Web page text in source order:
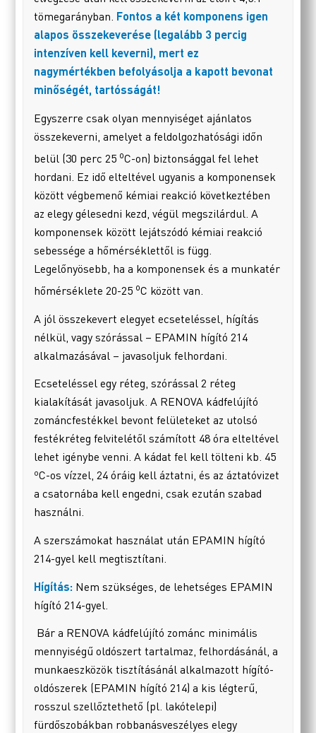
tömegarányban. Fontos a két komponens igen
alapos összekeverése (legalább 3 percig
intenzíven kell keverni), mert ez
nagymértékben befolyásolja a kapott bevonat
minőségét, tartósságát!
Egyszerre csak olyan mennyiséget ajánlatos
összekeverni, amelyet a feldolgozhatósági időn
belül (30 perc 25 oC-on) biztonsággal fel lehet
hordani. Ez idő elteltével ugyanis a komponensek
között végbemenő kémiai reakció következtében
az elegy gélesedni kezd, végül megszilárdul. A
komponensek között lejátszódó kémiai reakció
sebessége a hőmérséklettől is függ.
Legelőnyösebb, ha a komponensek és a munkatér
hőmérséklete 20-25 oC között van.
A jól összekevert elegyet ecseteléssel, hígítás
nélkül, vagy szórással – EPAMIN hígító 214
alkalmazásával – javasoljuk felhordani.
Ecseteléssel egy réteg, szórással 2 réteg
kialakítását javasoljuk. A RENOVA kádfelújító
zománcfestékkel bevont felületeket az utolsó
festékréteg felvitelétől számított 48 óra elteltével
lehet igénybe venni. A kádat fel kell tölteni kb. 45
ºC-os vízzel, 24 óráig kell áztatni, és az áztatóvizet
a csatornába kell engedni, csak ezután szabad
használni.
A szerszámokat használat után EPAMIN hígító
214-gyel kell megtisztítani.
Hígítás: Nem szükséges, de lehetséges EPAMIN
hígító 214-gyel.
Bár a RENOVA kádfelújító zománc minimális
mennyiségű oldószert tartalmaz, felhordásánál, a
munkaeszközök tisztításánál alkalmazott hígító-
oldószerek (EPAMIN hígító 214) a kis légterű,
rosszul szellőztethető (pl. lakótelepi)
fürdőszobákban robbanásveszélyes elegy